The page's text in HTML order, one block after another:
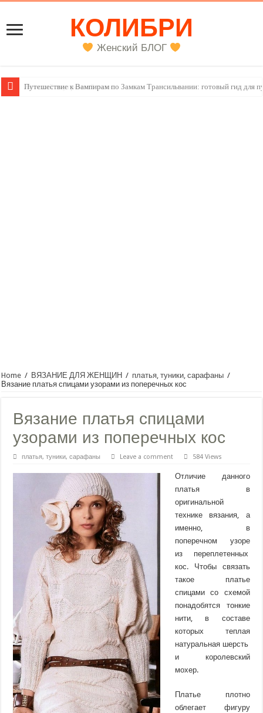
КОЛИБРИ
Женский БЛОГ
Женский внутренний голос
Home / ВЯЗАНИЕ ДЛЯ ЖЕНЩИН / платья, туники, сарафаны /
Вязание платья спицами узорами из поперечных кос
Вязание платья спицами
узорами из поперечных кос
платья, туники, сарафаны Leave a comment 584 Views
Отличие данного
платья в
оригинальной
технике вязания, а
именно, в
поперечном узоре
из переплетенных
кос. Чтобы связать
такое платье
спицами со схемой
понадобятся тонкие
нити, в составе
которых теплая
натуральная шерсть
и королевский
мохер.
Платье плотно
облегает фигуру